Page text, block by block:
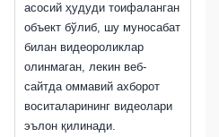
асосий ҳудуди тоифаланган
объект бўлиб, шу муносабат
билан видеороликлар
олинмаган, лекин веб-
сайтда оммавий ахборот
воситаларининг видеолари
эълон қилинади.